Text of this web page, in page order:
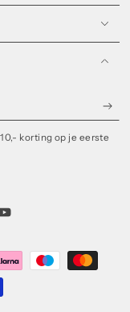
korting op je eerste
YouTube